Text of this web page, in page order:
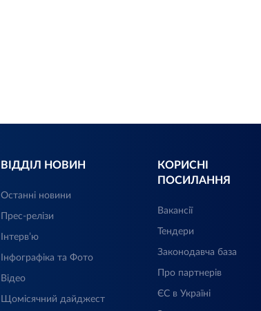
ВІДДІЛ НОВИН
Останні новини
Прес-релізи
Інтерв’ю
Інфографіка та Фото
Відео
Щомісячний дайджест
КОРИСНІ
ПОСИЛАННЯ
Вакансії
Тендери
Законодавча база
Про партнерів
ЄС в Україні